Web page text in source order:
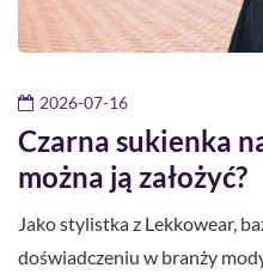
2026-07-16
Czarna sukienka
można ją założyć?
Jako stylistka z Lekkowear,
doświadczeniu w branży